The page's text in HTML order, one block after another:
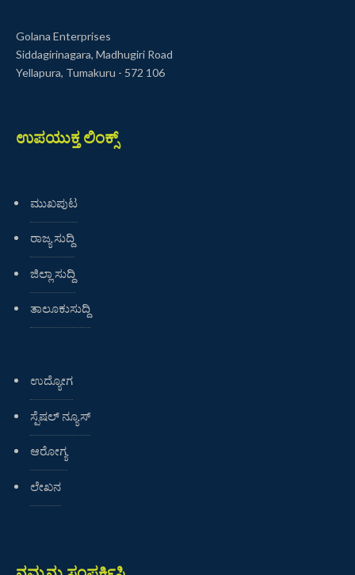
Golana Enterprises
Siddagirinagara, Madhugiri Road
Yellapura, Tumakuru - 572 106
ಉಪಯುಕ್ತ ಲಿಂಕ್ಸ್
ಮುಖಪುಟ
ರಾಜ್ಯ ಸುದ್ದಿ
ಜಿಲ್ಲಾ ಸುದ್ದಿ
ತಾಲೂಕುಸುದ್ದಿ
ಉದ್ಯೋಗ
ಸ್ಪೆಷಲ್ ನ್ಯೂಸ್
ಆರೋಗ್ಯ
ಲೇಖನ